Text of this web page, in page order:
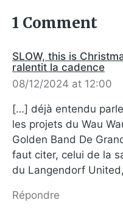
1 Comment
SLOW, this is
ralentit la cadence
08/12/2024 at 12:00
[…] déjà entendu
les projets du Wau
Golden Band De
faut citer, celui de la
du Langendorf
Répondre